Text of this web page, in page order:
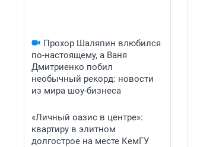
Прохор Шаляпин влюбился
по-настоящему, а Ваня
Дмитриенко побил
необычный рекорд: новости
из мира шоу-бизнеса
«Личный оазис в центре»:
квартиру в элитном
долгострое на месте КемГУ